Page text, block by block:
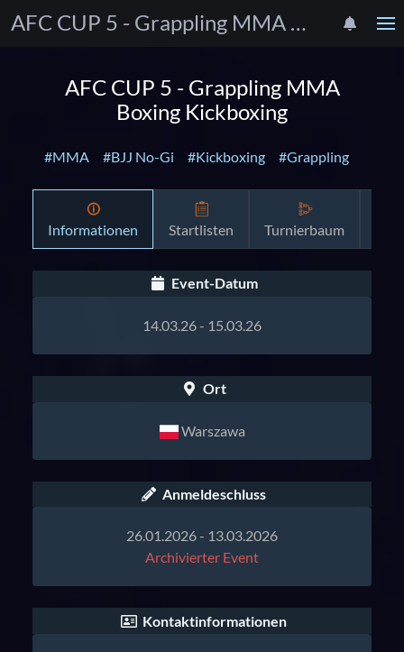
AFC CUP 5 - Grappling MMA Boxing Kickboxing
AFC CUP 5 - Grappling MMA
Boxing Kickboxing
#MMA #BJJ No-Gi #Kickboxing #Grappling
Informationen Startlisten Turnierbaum
Event-Datum
14.03.26 - 15.03.26
Ort
Warszawa
Anmeldeschluss
26.01.2026 - 13.03.2026
Archivierter Event
Kontaktinformationen